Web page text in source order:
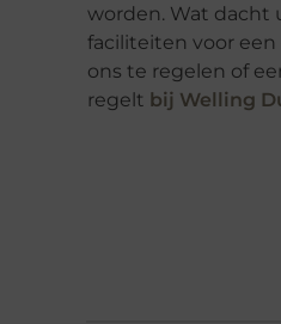
worden. Wat dacht
faciliteiten voor
ons te regelen of
regelt bij Welling